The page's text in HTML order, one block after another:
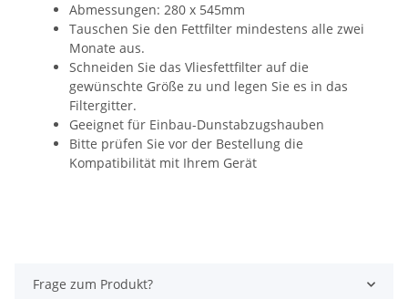
Abmessungen: 280 x 545mm
Tauschen Sie den Fettfilter mindestens alle zwei
Monate aus.
Schneiden Sie das Vliesfettfilter auf die
gewünschte Größe zu und legen Sie es in das
Filtergitter.
Geeignet für Einbau-Dunstabzugshauben
Bitte prüfen Sie vor der Bestellung die
Kompatibilität mit Ihrem Gerät
Frage zum Produkt?